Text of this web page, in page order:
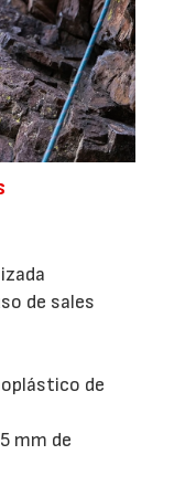
de sales
de
mm de